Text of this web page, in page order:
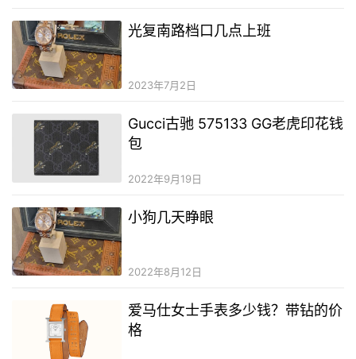
光复南路档口几点上班
2023年7月2日
Gucci古驰 ‎575133 GG老虎印花钱
包
2022年9月19日
小狗几天睁眼
2022年8月12日
爱马仕女士手表多少钱？带钻的价
格